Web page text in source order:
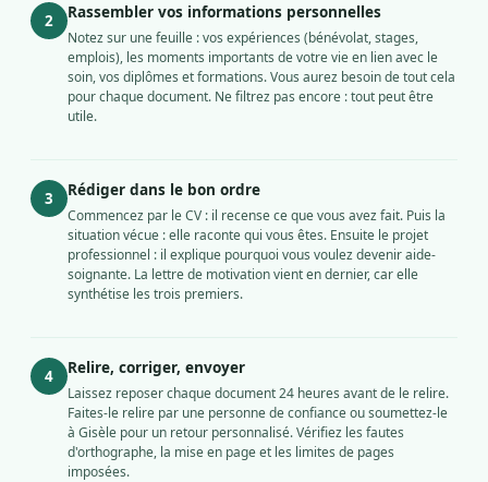
2 Rassembler vos informations personnelles
Notez sur une feuille : vos expériences (bénévolat, stages,
emplois), les moments importants de votre vie en lien avec le
soin, vos diplômes et formations. Vous aurez besoin de tout cela
pour chaque document. Ne filtrez pas encore : tout peut être
utile.
3 Rédiger dans le bon ordre
Commencez par le CV : il recense ce que vous avez fait. Puis la
situation vécue : elle raconte qui vous êtes. Ensuite le projet
professionnel : il explique pourquoi vous voulez devenir aide-
soignante. La lettre de motivation vient en dernier, car elle
synthétise les trois premiers.
4 Relire, corriger, envoyer
Laissez reposer chaque document 24 heures avant de le relire.
Faites-le relire par une personne de confiance ou soumettez-le
à Gisèle pour un retour personnalisé. Vérifiez les fautes
d'orthographe, la mise en page et les limites de pages
imposées.